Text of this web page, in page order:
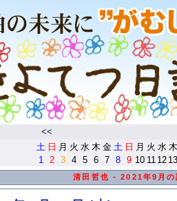
<<
土 日 月 火 水 木 金 土 日 月 火 水 木
1
2 3 4 5 6 7 8 9 10 11 12 13
清田哲也 - 2021年9月の